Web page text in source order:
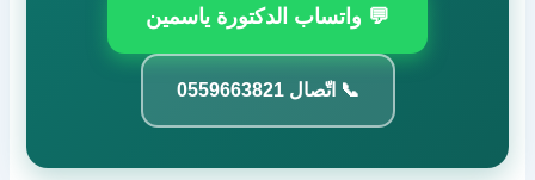
💬 واتساب الدكتورة ياسمين
📞 اتّصال 0559663821